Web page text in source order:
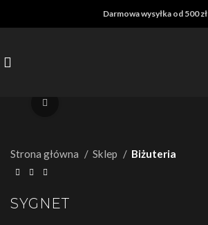
Darmowa wysyłka od 500 zł
Strona główna Sklep Biżuteria
SYGNET